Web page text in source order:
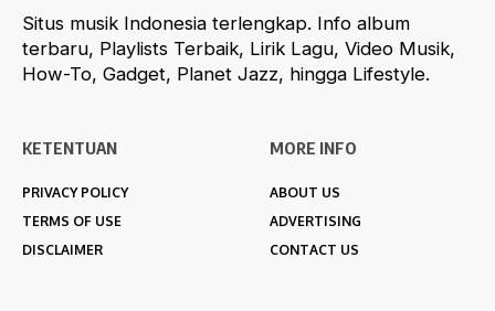
Situs musik Indonesia terlengkap. Info album
terbaru, Playlists Terbaik, Lirik Lagu, Video Musik,
How-To, Gadget, Planet Jazz, hingga Lifestyle.
KETENTUAN
PRIVACY POLICY
TERMS OF USE
DISCLAIMER
MORE INFO
ABOUT US
ADVERTISING
CONTACT US